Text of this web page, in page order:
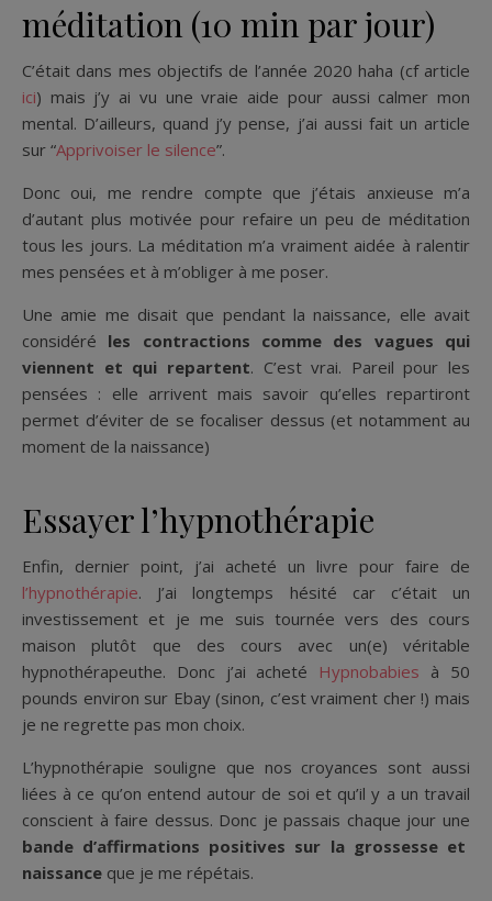
méditation (10 min par jour)
C’était dans mes objectifs de l’année 2020 haha (cf article
ici) mais j’y ai vu une vraie aide pour aussi calmer mon
mental. D’ailleurs, quand j’y pense, j’ai aussi fait un article
sur “Apprivoiser le silence”.
Donc oui, me rendre compte que j’étais anxieuse m’a
d’autant plus motivée pour refaire un peu de méditation
tous les jours. La méditation m’a vraiment aidée à ralentir
mes pensées et à m’obliger à me poser.
Une amie me disait que pendant la naissance, elle avait
considéré les contractions comme des vagues qui
viennent et qui repartent. C’est vrai. Pareil pour les
pensées : elle arrivent mais savoir qu’elles repartiront
permet d’éviter de se focaliser dessus (et notamment au
moment de la naissance)
Essayer l’hypnothérapie
Enfin, dernier point, j’ai acheté un livre pour faire de
l’hypnothérapie. J’ai longtemps hésité car c’était un
investissement et je me suis tournée vers des cours
maison plutôt que des cours avec un(e) véritable
hypnothérapeuthe. Donc j’ai acheté Hypnobabies à 50
pounds environ sur Ebay (sinon, c’est vraiment cher !) mais
je ne regrette pas mon choix.
L’hypnothérapie souligne que nos croyances sont aussi
liées à ce qu’on entend autour de soi et qu’il y a un travail
conscient à faire dessus. Donc je passais chaque jour une
bande d’affirmations positives sur la grossesse et
naissance que je me répétais.